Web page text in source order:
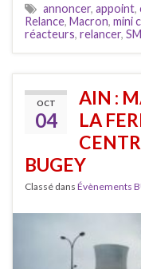
annoncer, appoint,
Relance, Macron, mini
réacteurs, relancer,
OCT
04
AIN :
LA
BUGEY
Classé dans Évènements